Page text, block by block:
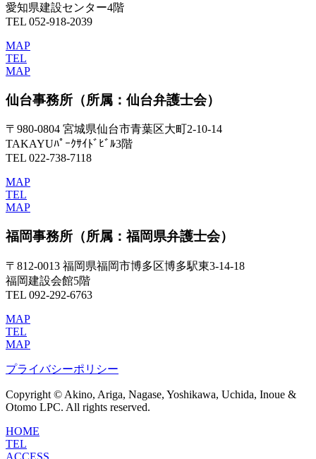
愛知県建設センター4階
TEL 052-918-2039
MAP
TEL
MAP
仙台事務所 （所属：仙台弁護士会）
〒980-0804 宮城県仙台市青葉区大町2-10-14
TAKAYUﾊﾟｰｸｻｲﾄﾞﾋﾞﾙ3階
TEL 022-738-7118
MAP
TEL
MAP
福岡事務所 （所属：福岡県弁護士会）
〒812-0013 福岡県福岡市博多区博多駅東3-14-18
福岡建設会館5階
TEL 092-292-6763
MAP
TEL
MAP
プライバシーポリシー
Copyright © Akino, Ariga, Nagase, Yoshikawa, Uchida, Inoue &
Otomo LPC. All rights reserved.
HOME
TEL
ACCESS